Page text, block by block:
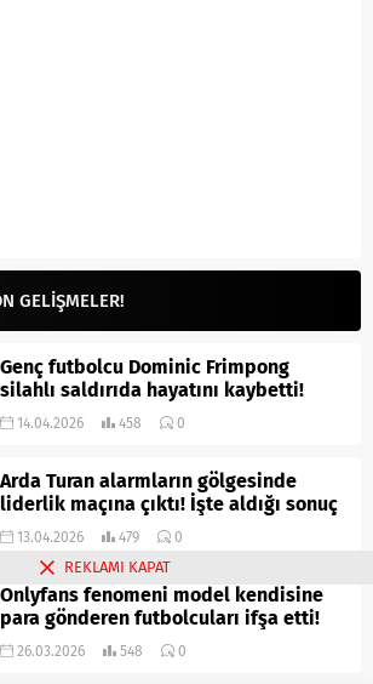
GELİŞMELER!
Genç futbolcu Dominic Frimpong
silahlı saldırıda hayatını kaybetti!
14.04.2026 458 0
Arda Turan alarmların gölgesinde
liderlik maçına çıktı! İşte aldığı sonuç
13.04.2026 479 0
Onlyfans fenomeni model kendisine
para gönderen futbolcuları ifşa etti!
26.03.2026 548 0
REKLAMI KAPAT